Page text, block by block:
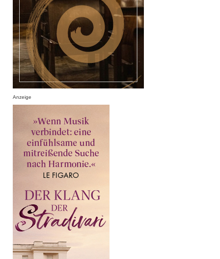
Anzeige